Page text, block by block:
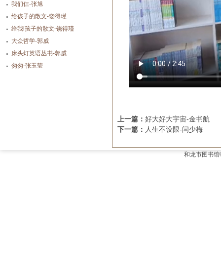
我们仨-张旭
给孩子的散文-饶得瑾
给我i孩子的散文-饶得瑾
大众哲学-郭威
床头灯英语丛书-郭威
匆匆-张玉莹
上一篇： 好大好大宇宙-金书航
下一篇： 人生不设限-闫少梅
和龙市图书